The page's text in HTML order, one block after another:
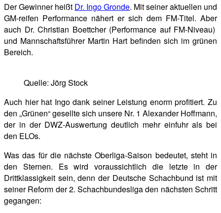
Der Gewinner heißt Dr. Ingo Gronde. Mit seiner aktuellen und
GM-reifen Performance nähert er sich dem FM-Titel. Aber
auch Dr. Christian Boettcher (Performance auf FM-Niveau)
und Mannschaftsführer Martin Hart befinden sich im grünen
Bereich.
Quelle: Jörg Stock
Auch hier hat Ingo dank seiner Leistung enorm profitiert. Zu
den „Grünen“ gesellte sich unsere Nr. 1 Alexander Hoffmann,
der in der DWZ-Auswertung deutlich mehr einfuhr als bei
den ELOs.
Was das für die nächste Oberliga-Saison bedeutet, steht in
den Sternen. Es wird voraussichtlich die letzte in der
Drittklassigkeit sein, denn der Deutsche Schachbund ist mit
seiner Reform der 2. Schachbundesliga den nächsten Schritt
gegangen: